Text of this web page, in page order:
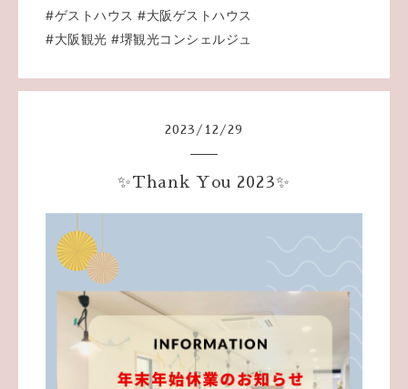
#ゲストハウス #大阪ゲストハウス
#大阪観光 #堺観光コンシェルジュ
2023 / 12 /29
✨Thank You 2023✨